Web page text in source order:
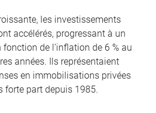
les investissements
accélérés, progressant à un
de l’inflation de 6 % au
années. Ils représentaient
en immobilisations privées
forte part depuis 1985.